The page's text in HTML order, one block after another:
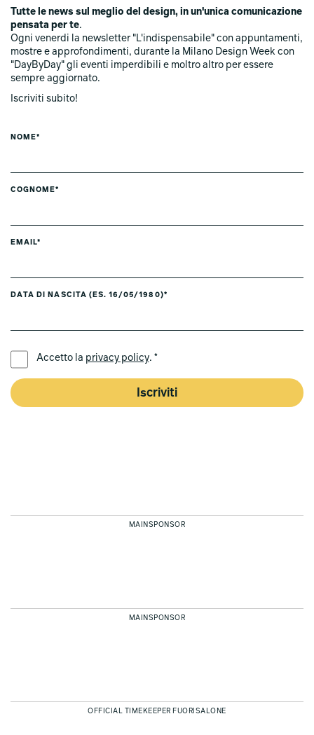
Tutte le news sul meglio del design, in un'unica comunicazione
pensata per te.
Ogni venerdi la newsletter "L'indispensabile" con appuntamenti,
mostre e approfondimenti, durante la Milano Design Week con
"DayByDay" gli eventi imperdibili e moltro altro per essere
sempre aggiornato.
Iscriviti subito!
NOME*
COGNOME*
EMAIL*
DATA DI NASCITA (ES. 16/05/1980)*
Accetto la privacy policy. *
Iscriviti
MAINSPONSOR
MAINSPONSOR
OFFICIAL TIMEKEEPER FUORISALONE